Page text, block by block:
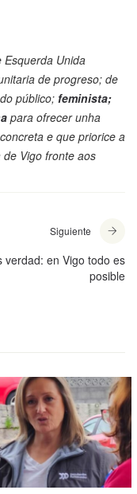
Esquerda Unida
de progreso; de
público; feminista;
para ofrecer unha
e que priorice a
Vigo fronte aos
Siguiente
verdad: en Vigo todo es
posible